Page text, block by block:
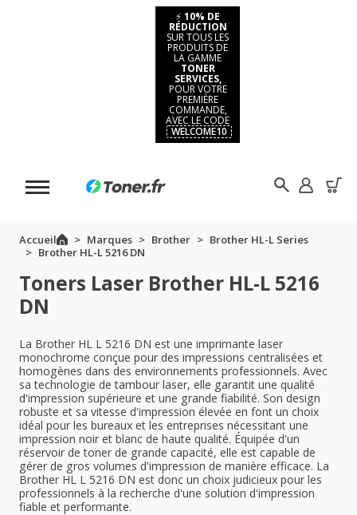
⚡ 10% DE
RÉDUCTION
SUR TOUS LES
PRODUITS DE
LA GAMME
TONER
SERVICES,
POUR VOTRE
PREMIÈRE
COMMANDE,
AVEC LE CODE
WELCOME10
Accueil Marques Brother
Brother HL-L Series
Brother HL-L 5216 DN
Toners Laser Brother HL-L 5216
DN
La Brother HL L 5216 DN est une imprimante laser
monochrome conçue pour des impressions centralisées et
homogènes dans des environnements professionnels. Avec
sa technologie de tambour laser, elle garantit une qualité
d'impression supérieure et une grande fiabilité. Son design
robuste et sa vitesse d'impression élevée en font un choix
idéal pour les bureaux et les entreprises nécessitant une
impression noir et blanc de haute qualité. Équipée d'un
réservoir de toner de grande capacité, elle est capable de
gérer de gros volumes d'impression de manière efficace. La
Brother HL L 5216 DN est donc un choix judicieux pour les
professionnels à la recherche d'une solution d'impression
fiable et performante.